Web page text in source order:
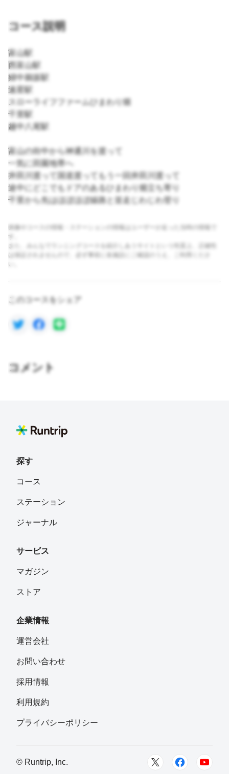
コース説明
富山駅
西富山駅
婦中鵜坂駅
速星駅
スローライフファームひまわり畑
千里駅
越中八尾駅
富山の街中から神通川を渡って
一気に田園地帯へ
井田川渡って国道渡ってもう一回井田川渡って
途中にどこでもドアのあるひまわり畑立ち寄り
千里から先はほぼほぼ線路と並走じわじわ登り
画像やコースの情報・ステーションの情報はユーザーが走った当時の情報で
す。
また、みんなでランニングコースを紹介しあうサイトという性質上、正確性
は保証されませんので、必ず事前に各施設にご確認のうえ、ご利用くださ
い。
このコースをシェア
コメント
探す
コース
ステーション
ジャーナル
サービス
マガジン
ストア
企業情報
運営会社
お問い合わせ
採用情報
利用規約
プライバシーポリシー
© Runtrip, Inc.